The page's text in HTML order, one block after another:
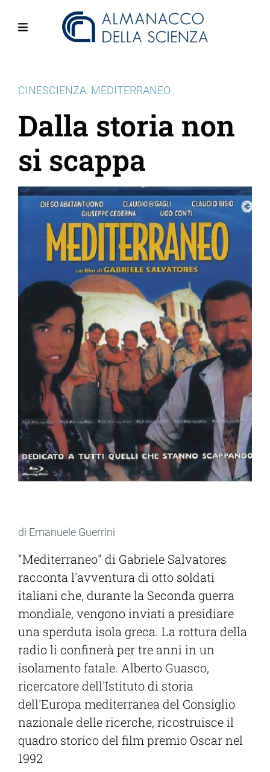
CINESCIENZA: MEDITERRANEO
Dalla storia non
si scappa
di Emanuele Guerrini
"Mediterraneo" di Gabriele Salvatores
racconta l'avventura di otto soldati
italiani che, durante la Seconda guerra
mondiale, vengono inviati a presidiare
una sperduta isola greca. La rottura della
radio li confinerà per tre anni in un
isolamento fatale. Alberto Guasco,
ricercatore dell'Istituto di storia
dell'Europa mediterranea del Consiglio
nazionale delle ricerche, ricostruisce il
quadro storico del film premio Oscar nel
1992